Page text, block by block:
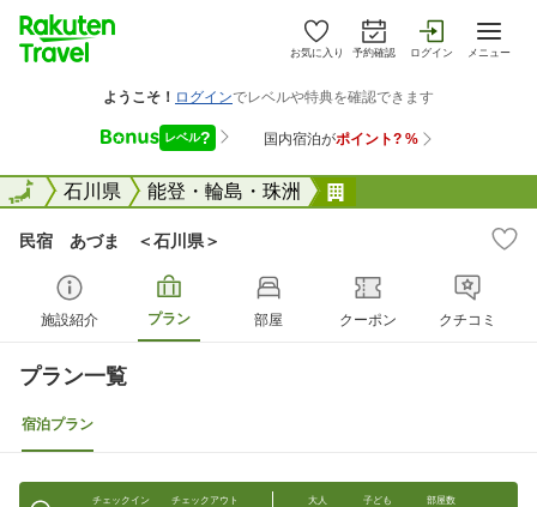
お気に入り 予約確認 ログイン メニュー
全国石川県 能登・輪島・珠洲
全国
民宿 あづま ＜石川県＞
施設紹介 プラン 部屋 クーポン クチコミ
プラン一覧
宿泊プラン
チェックイン チェックアウト 大人 子ども 部屋数